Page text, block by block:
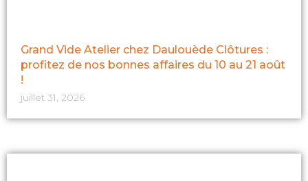
Grand Vide Atelier chez Daulouède Clôtures :
profitez de nos bonnes affaires du 10 au 21 août
!
juillet 31, 2026